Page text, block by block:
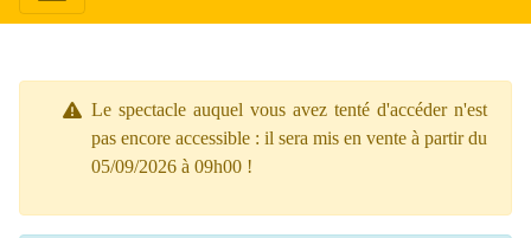
Le spectacle auquel vous avez tenté d'accéder n'est
pas encore accessible : il sera mis en vente à partir du
05/09/2026 à 09h00 !